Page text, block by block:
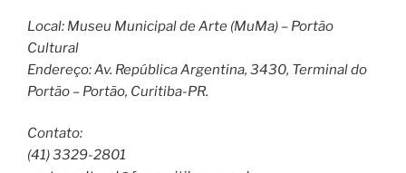
Local: Museu Municipal de Arte (MuMa) – Portão
Cultural
Endereço: Av. República Argentina, 3430, Terminal do
Portão – Portão, Curitiba-PR.
Contato:
(41) 3329-2801